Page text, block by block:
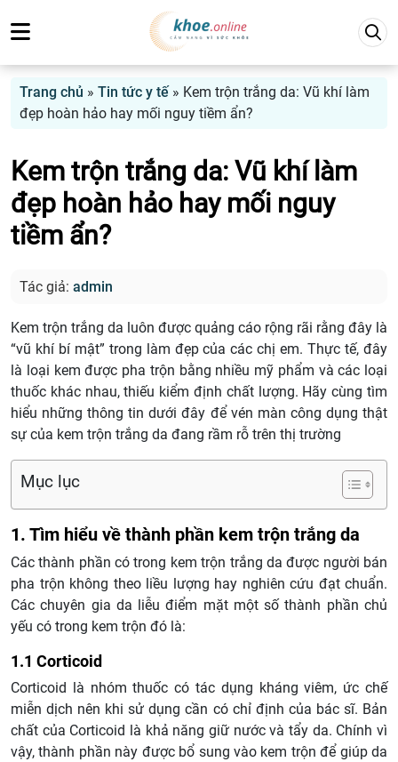
Trang chủ » Tin tức y tế» Kem trộn trắng da: Vũ khí làm
đẹp hoàn hảo hay mối nguy tiềm ẩn?
Kem trộn trắng da: Vũ khí làm
đẹp hoàn hảo hay mối nguy
tiềm ẩn?
Tác giả: admin
Kem trộn trắng da luôn được quảng cáo rộng rãi rằng đây là
“vũ khí bí mật” trong làm đẹp của các chị em. Thực tế, đây
là loại kem được pha trộn bằng nhiều mỹ phẩm và các loại
thuốc khác nhau, thiếu kiểm định chất lượng. Hãy cùng tìm
hiểu những thông tin dưới đây để vén màn công dụng thật
sự của kem trộn trắng da đang rầm rỗ trên thị trường
Mục lục
1. Tìm hiểu về thành phần kem trộn trắng da
Các thành phần có trong kem trộn trắng da được người bán
pha trộn không theo liều lượng hay nghiên cứu đạt chuẩn.
Các chuyên gia da liễu điểm mặt một số thành phần chủ
yếu có trong kem trộn đó là:
1.1 Corticoid
Corticoid là nhóm thuốc có tác dụng kháng viêm, ức chế
miễn dịch nên khi sử dụng cần có chỉ định của bác sĩ. Bản
chất của Corticoid là khả năng giữ nước và tẩy da. Chính vì
vậy, thành phần này được bổ sung vào kem trộn để giúp da